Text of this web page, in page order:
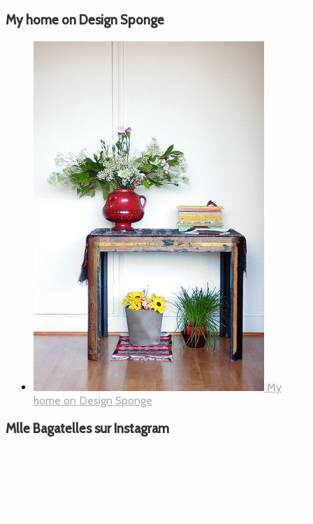
My home on Design Sponge
My
home on Design Sponge
Mlle Bagatelles sur Instagram